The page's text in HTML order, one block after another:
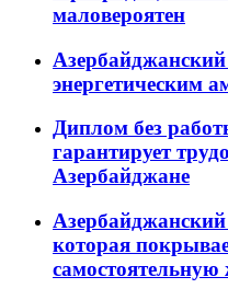
маловероятен
энергетическим
Диплом без
гарантирует
Азербайджане
которая
самостоятельную